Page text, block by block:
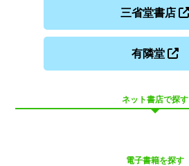
三省堂書店
有隣堂
ネット書店で探す
電子書籍を探す